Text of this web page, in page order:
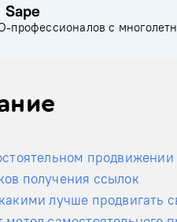
профессионалов с
продвижении
получения ссылок
лучше продвигать